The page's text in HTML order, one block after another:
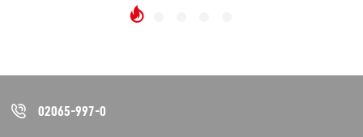
02065-997-0